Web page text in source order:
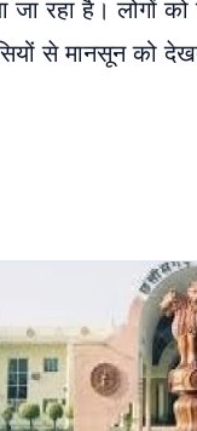
जा रहा है। लोगों
से मानसून को